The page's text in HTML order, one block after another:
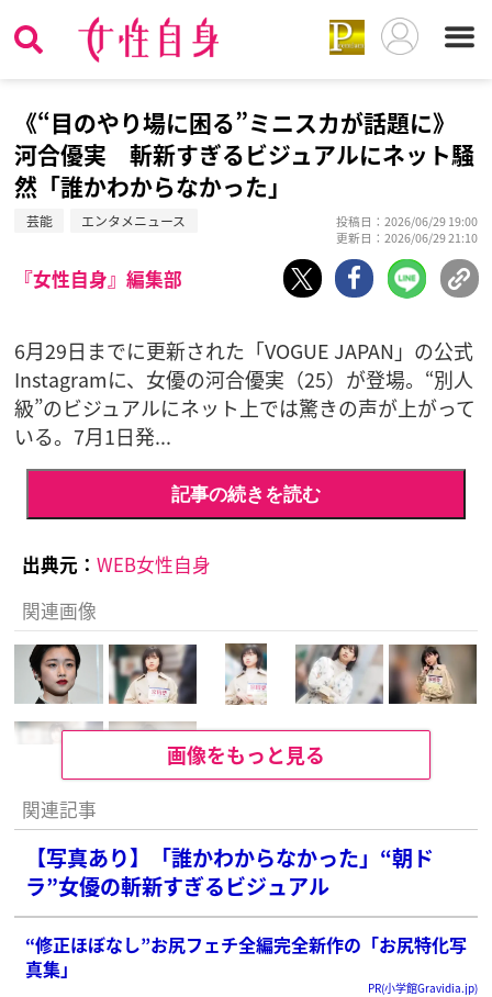
《“目のやり場に困る”ミニスカが話題に》
河合優実 斬新すぎるビジュアルにネット騒
然「誰かわからなかった」
芸能 エンタメニュース
投稿日：2026/06/29 19:00
更新日：2026/06/29 21:10
『女性自身』編集部
6月29日までに更新された「VOGUE JAPAN」の公式
Instagramに、女優の河合優実（25）が登場。“別人
級”のビジュアルにネット上では驚きの声が上がって
いる。7月1日発...
記事の続きを読む
出典元： WEB女性自身
関連画像
画像をもっと見る
関連記事
【写真あり】「誰かわからなかった」“朝ド
ラ”女優の斬新すぎるビジュアル
“修正ほぼなし”お尻フェチ全編完全新作の「お尻特化写
真集」
PR(小学館Gravidia.jp)